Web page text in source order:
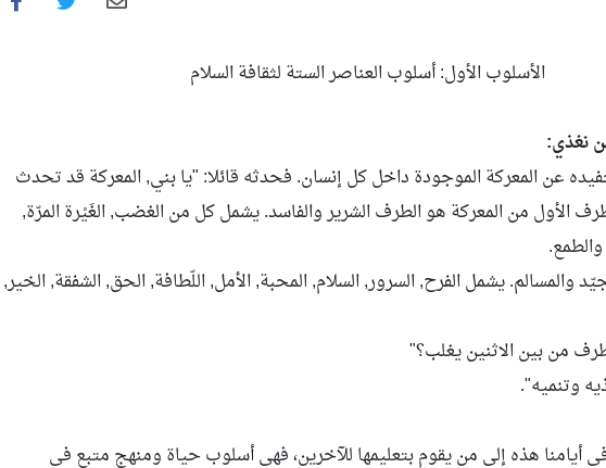
الأسلوب الأول: أسلوب العناصر الستة لثقافة السلام
نغذي:
عن المعركة الموجودة داخل كل إنسان. فحدثه قائلا: "يا بني, المعركة قد تحدث
الأول من المعركة هو الطرف الشرير والفاسد. يشمل كل من الغضب, الغَيْرة المرّة,
والمسالم. يشمل الفرح, السرور, السلام, المحبة, الأمل, اللّطافة, الحق, الشفقة, الخير,
من بين الاثنين يغلب؟"
وتنميه".
أيامنا هذه إلى من يقوم بتعليمها للآخرين، فهي أسلوب حياة ومنهج متبع في